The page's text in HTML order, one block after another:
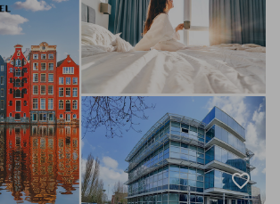
favorite_border